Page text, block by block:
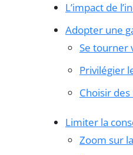
L’impact de
Adopter une
Se tourner
Privilégier
Choisir
Limiter la
Zoom sur